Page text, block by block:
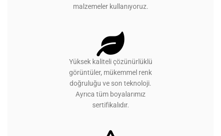
malzemeler kullanıyoruz.
Yüksek kaliteli çözünürlüklü
görüntüler, mükemmel renk
doğruluğu ve son teknoloji.
Ayrıca tüm boyalarımız
sertifikalıdır.